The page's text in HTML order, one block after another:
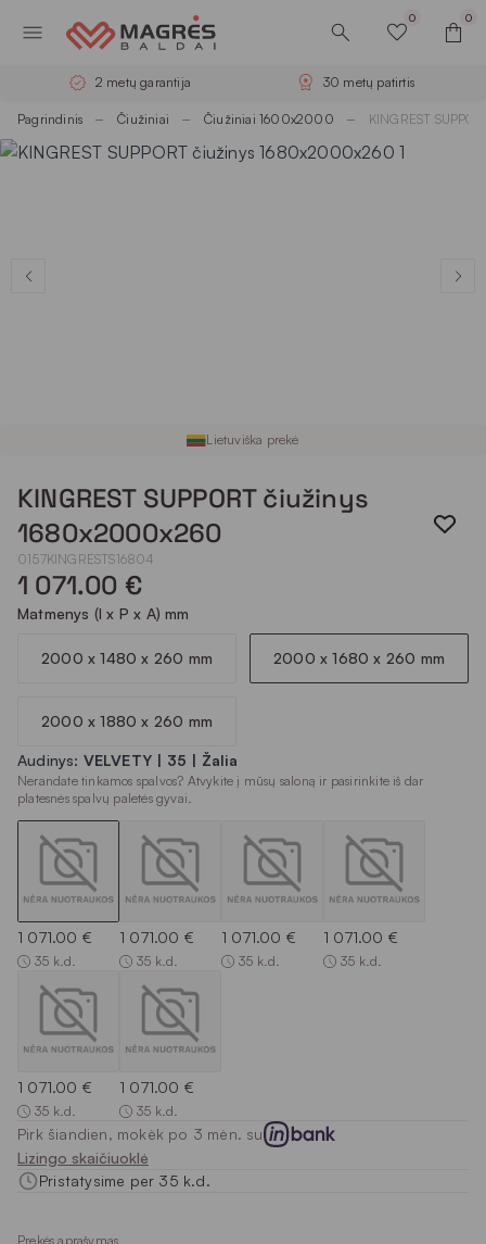
0 0
2 metų garantija 30 metų patirtis
Pagrindinis Čiužiniai Čiužiniai 1600x2000 KINGREST
Lietuviška prekė
KINGREST SUPPORT čiužinys
1680x2000x260
0157KINGRESTS16804
1 071.00 €
Matmenys (I x P x A) mm
2000 x 1480 x 260 mm 2000 x 1680 x 260 mm
2000 x 1880 x 260 mm
Audinys: VELVETY | 35 | Žalia
Nerandate tinkamos spalvos? Atvykite į mūsų saloną ir pasirinkite iš dar
platesnės spalvų paletės gyvai.
1 071.00 €
35 k.d.
1 071.00 €
35 k.d.
1 071.00 €
35 k.d.
1 071.00 €
35 k.d.
1 071.00 €
35 k.d.
1 071.00 €
35 k.d.
Pirk šiandien, mokėk po 3 mėn. su
Lizingo skaičiuoklė
Pristatysime per 35 k.d.
Prekės aprašymas